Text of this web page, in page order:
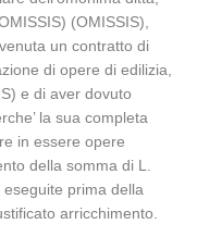
(OMISSIS),
un contratto di
di opere di edilizia,
e di aver dovuto
la sua completa
in essere opere
della somma di L.
prima della
arricchimento.